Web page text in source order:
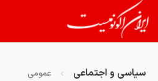
سیاسی و اجتماعی عمومی